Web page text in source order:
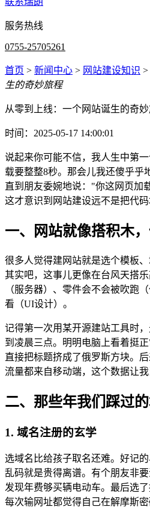
服务热线
0755-25705261
首页 > 新闻中心 > 网站建设知识 >
生的奇妙旅程
从零到上线：一个网站诞生的奇
时间：2025-05-17 14:00:01
说起来你可能不信，我人生中第
载要整整8秒。那会儿我还傻乎乎
直到朋友委婉地说："你这网页加
这才意识到网站建设远不是把代码
一、网站就像搭积木
很多人觉得建网站就是选个模板
其实吧，这事儿更像在台风天搭
（服务器）、零件会不会被吹跑
看（UI设计）。
记得第一次用某开源建站工具时
到凌晨三点。明明电脑上看着挺
直接把标题挤成了俄罗斯方块。
流量都来自移动端，这个数据让
二、那些年我们踩过
1. 域名注册的玄学
选域名比给孩子取名还难。好记
乱码就是贵得离谱。有个朋友非
发现年费够买辆电动车。最后选
每次输网址都觉得自己在解摩斯密